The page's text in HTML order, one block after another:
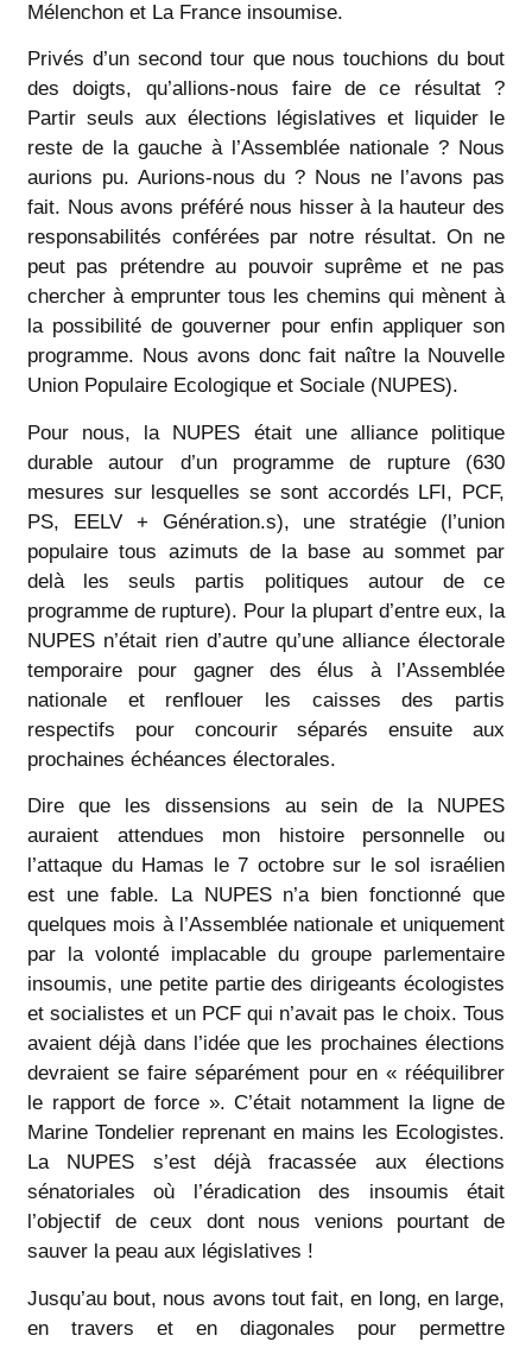
Mélenchon et La France insoumise.
Privés d’un second tour que nous touchions du bout
des doigts, qu’allions-nous faire de ce résultat ?
Partir seuls aux élections législatives et liquider le
reste de la gauche à l’Assemblée nationale ? Nous
aurions pu. Aurions-nous du ? Nous ne l’avons pas
fait. Nous avons préféré nous hisser à la hauteur des
responsabilités conférées par notre résultat. On ne
peut pas prétendre au pouvoir suprême et ne pas
chercher à emprunter tous les chemins qui mènent à
la possibilité de gouverner pour enfin appliquer son
programme. Nous avons donc fait naître la Nouvelle
Union Populaire Ecologique et Sociale (NUPES).
Pour nous, la NUPES était une alliance politique
durable autour d’un programme de rupture (630
mesures sur lesquelles se sont accordés LFI, PCF,
PS, EELV + Génération.s), une stratégie (l’union
populaire tous azimuts de la base au sommet par
delà les seuls partis politiques autour de ce
programme de rupture). Pour la plupart d’entre eux, la
NUPES n’était rien d’autre qu’une alliance électorale
temporaire pour gagner des élus à l’Assemblée
nationale et renflouer les caisses des partis
respectifs pour concourir séparés ensuite aux
prochaines échéances électorales.
Dire que les dissensions au sein de la NUPES
auraient attendues mon histoire personnelle ou
l’attaque du Hamas le 7 octobre sur le sol israélien
est une fable. La NUPES n’a bien fonctionné que
quelques mois à l’Assemblée nationale et uniquement
par la volonté implacable du groupe parlementaire
insoumis, une petite partie des dirigeants écologistes
et socialistes et un PCF qui n’avait pas le choix. Tous
avaient déjà dans l’idée que les prochaines élections
devraient se faire séparément pour en « rééquilibrer
le rapport de force ». C’était notamment la ligne de
Marine Tondelier reprenant en mains les Ecologistes.
La NUPES s’est déjà fracassée aux élections
sénatoriales où l’éradication des insoumis était
l’objectif de ceux dont nous venions pourtant de
sauver la peau aux législatives !
Jusqu’au bout, nous avons tout fait, en long, en large,
en travers et en diagonales pour permettre